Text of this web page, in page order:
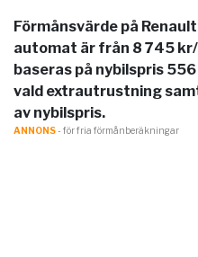
Förmånsvärde på
automat är från 8 745
baseras på nybilspris
vald extrautrustning
av nybilspris.
ANNONS- för fria förmånberäkningar